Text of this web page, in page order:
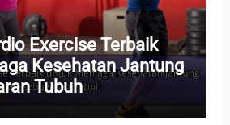
Exercise Terbaik
Kesehatan Jantung
Tubuh